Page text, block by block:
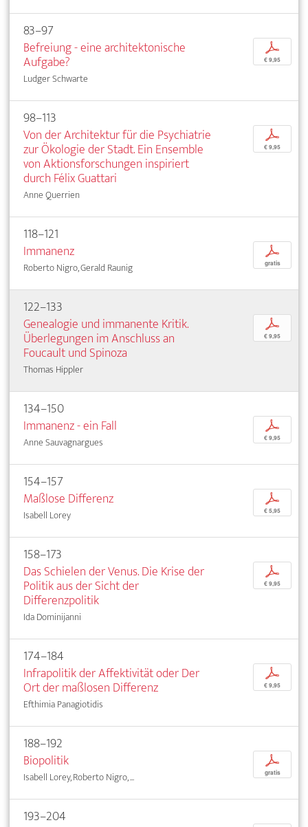
83–97
Befreiung - eine architektonische
Aufgabe?
Ludger Schwarte
p
€ 9,95
98–113
Von der Architektur für die Psychiatrie
zur Ökologie der Stadt. Ein Ensemble
von Aktionsforschungen inspiriert
durch Félix Guattari
Anne Querrien
p
€ 9,95
118–121
Immanenz
Roberto Nigro, Gerald Raunig
p
gratis
122–133
Genealogie und immanente Kritik.
Überlegungen im Anschluss an
Foucault und Spinoza
Thomas Hippler
p
€ 9,95
134–150
Immanenz - ein Fall
Anne Sauvagnargues
p
€ 9,95
154–157
Maßlose Differenz
Isabell Lorey
p
€ 5,95
158–173
Das Schielen der Venus. Die Krise der
Politik aus der Sicht der
Differenzpolitik
Ida Dominijanni
p
€ 9,95
174–184
Infrapolitik der Affektivität oder Der
Ort der maßlosen Differenz
Efthimia Panagiotidis
p
€ 9,95
188–192
Biopolitik
Isabell Lorey, Roberto Nigro, ...
p
gratis
193–204